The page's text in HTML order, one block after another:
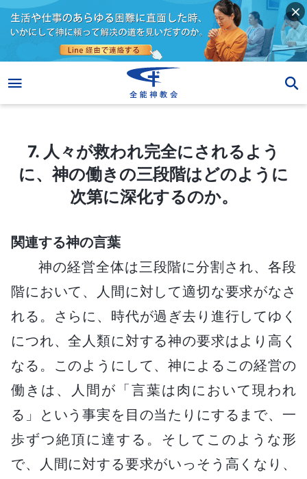
7. 人々が救われ完全にされるよう
に、神の働きの三段階はどのように
次第に深化するのか。
関連する神の言葉
神の経営全体は三段階に分割され、各段
階において、人間に対して適切な要求がなさ
れる。さらに、時代が過ぎ去り進行してゆく
につれ、全人類に対する神の要求はより高く
なる。このようにして、神によるこの経営の
働きは、人間が「言葉は肉において現われ
る」という事実を目の当たりにするまで、一
歩ずつ絶頂に達する。そしてこのような形
で、人間に対する要求がいっそう高くなり、